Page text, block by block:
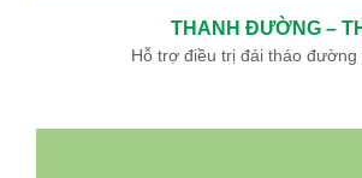
THANH ĐƯỜNG –
Hỗ trợ điều trị đái tháo đường